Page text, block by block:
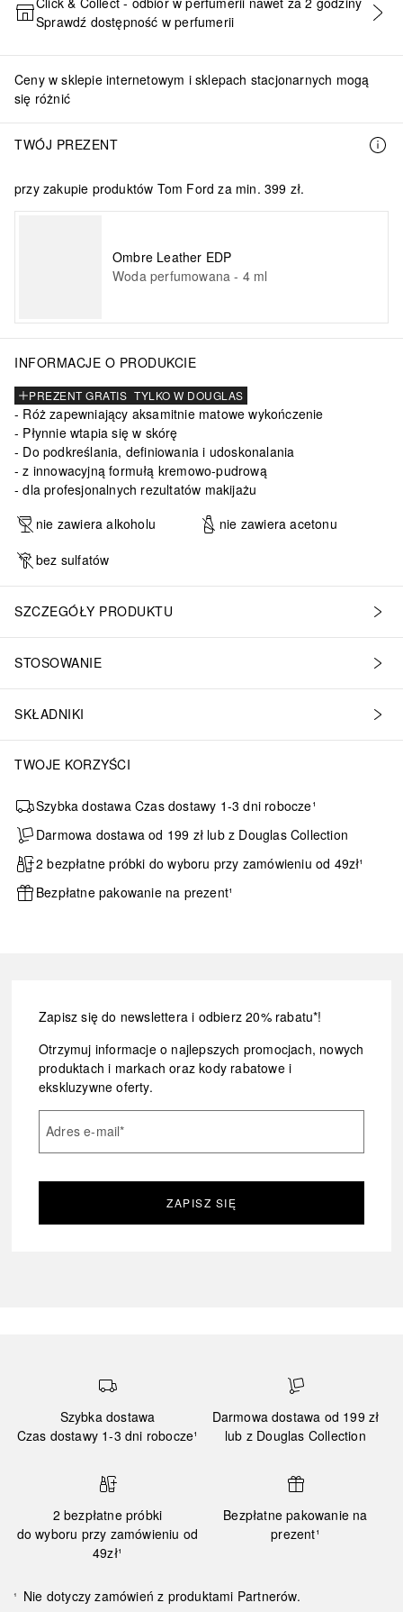
DODAJ DO KOSZYKA
Sprawdź dostępność w perfumerii
Ceny w sklepie internetowym i sklepach stacjonarnych mogą
się różnić
TWÓJ PREZENT
przy zakupie produktów Tom Ford za min. 399 zł.
Ombre Leather EDP
Woda perfumowana - 4 ml
INFORMACJE O PRODUKCIE
TYLKO W DOUGLAS
PREZENT GRATIS
Róż zapewniający aksamitnie matowe wykończenie
Płynnie wtapia się w skórę
Do podkreślania, definiowania i udoskonalania
z innowacyjną formułą kremowo-pudrową
dla profesjonalnych rezultatów makijażu
nie zawiera alkoholu
nie zawiera acetonu
bez sulfatów
SZCZEGÓŁY PRODUKTU
STOSOWANIE
SKŁADNIKI
TWOJE KORZYŚCI
Szybka dostawa Czas dostawy 1-3 dni robocze¹
Darmowa dostawa od 199 zł lub z Douglas Collection
2 bezpłatne próbki do wyboru przy zamówieniu od 49zł¹
Bezpłatne pakowanie na prezent¹
Zapisz się do newslettera i odbierz 20% rabatu*!
Otrzymuj informacje o najlepszych promocjach, nowych
produktach i markach oraz kody rabatowe i
ekskluzywne oferty.
Adres e-mail*
ZAPISZ SIĘ
Szybka dostawa
Czas dostawy 1-3 dni robocze¹
Darmowa dostawa od 199 zł
lub z Douglas Collection
2 bezpłatne próbki
do wyboru przy zamówieniu od
49zł¹
Bezpłatne pakowanie na
prezent¹
¹ Nie dotyczy zamówień z produktami Partnerów.